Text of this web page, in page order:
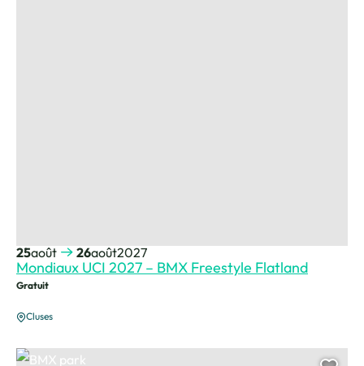
Mondiaux UCI 2027 – BMX Freestyle Flatland
Gratuit
25août 26août2027
Cluses
BMX park, © Alex Whitehead